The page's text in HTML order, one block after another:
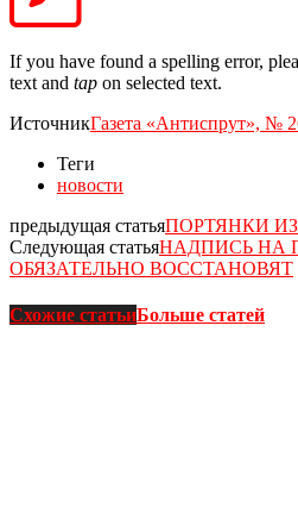
If you have found a spelling error,
text and tap on selected text.
ИсточникГазета «Антиспрут», №
Теги
новости
предыдущая статьяПОРТЯНКИ
Следующая статьяНАДПИСЬ НА
ОБЯЗАТЕЛЬНО ВОССТАНОВЯТ
Схожие статьиБольше статей